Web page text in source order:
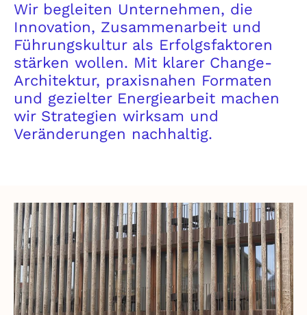
Wir begleiten Unternehmen, die
Innovation, Zusammenarbeit und
Führungskultur als Erfolgsfaktoren
stärken wollen. Mit klarer Change-
Architektur, praxisnahen Formaten
und gezielter Energiearbeit machen
wir Strategien wirksam und
Veränderungen nachhaltig.